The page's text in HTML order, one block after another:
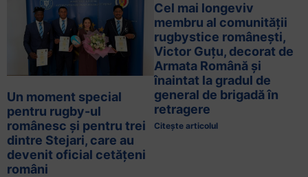
Un moment special
pentru rugby-ul
românesc și pentru trei
dintre Stejari, care au
devenit oficial cetățeni
români
Cel mai longeviv
membru al comunității
rugbystice românești,
Victor Guțu, decorat de
Armata Română și
înaintat la gradul de
general de brigadă în
retragere
Citește articolul